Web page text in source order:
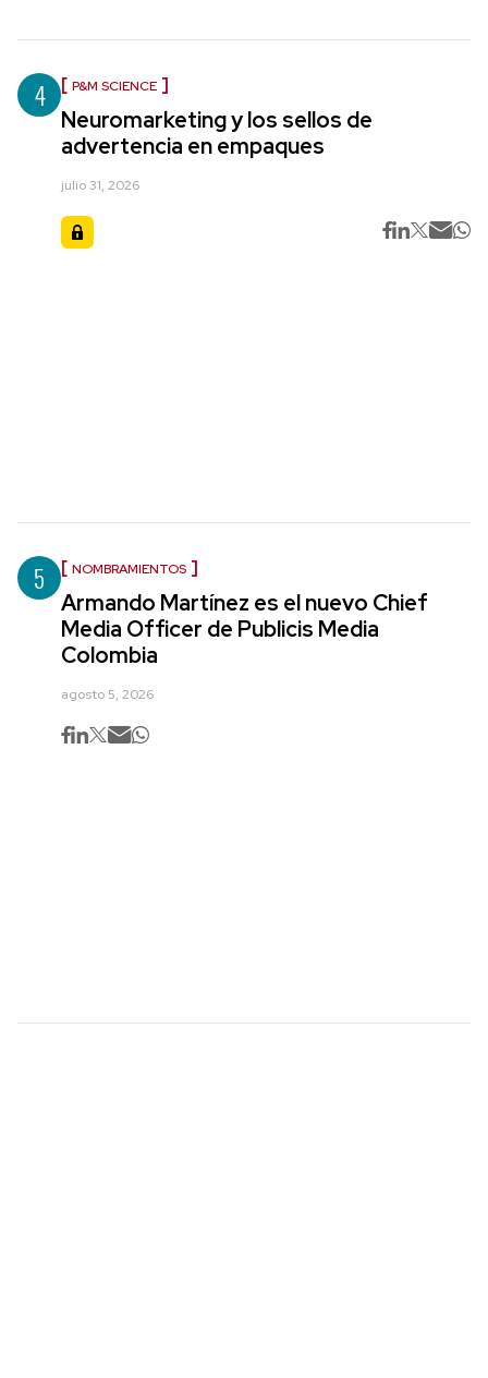
4 P&M SCIENCE
Neuromarketing y los sellos de
advertencia en empaques
julio 31, 2026
5 NOMBRAMIENTOS
Armando Martínez es el nuevo Chief
Media Officer de Publicis Media
Colombia
agosto 5, 2026